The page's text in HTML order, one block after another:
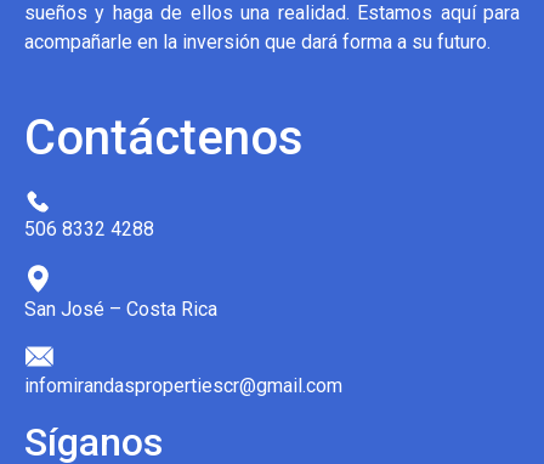
sueños y haga de ellos una realidad. Estamos aquí para
acompañarle en la inversión que dará forma a su futuro.
Contáctenos
506 8332 4288
San José – Costa Rica
infomirandaspropertiescr@gmail.com
Síganos